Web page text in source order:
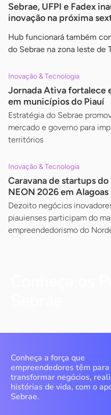
Sebrae, UFPI e Fadex
inovação na próxima
Hub funcionará também
do Sebrae na zona leste de
Inovação & Tecnologia
Jornada Ativa fortalece
em municípios do Piauí
Estratégia do Sebrae
mercado e governo para
territórios
Inovação & Tecnologia
Caravana de startups
NEON 2026 em Alagoas
Dezoito negócios
piauienses participam do
empreendedorismo do
Conheça a força que
empreendedores têm para
transformar negócios,
histórias de vida, com o
Sebrae.